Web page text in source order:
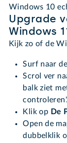
Windows 10
Upgrade
Windows
Kijk zo of de
Surf naar de
Scrol ver
balk ziet
controleren'.
Klik op De
Open de
dubbelklik